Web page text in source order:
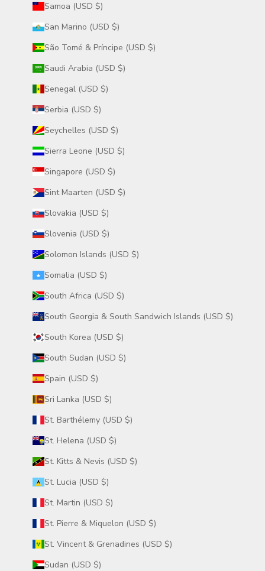
Samoa (USD $)
San Marino (USD $)
São Tomé & Príncipe (USD $)
Saudi Arabia (USD $)
Senegal (USD $)
Serbia (USD $)
Seychelles (USD $)
Sierra Leone (USD $)
Singapore (USD $)
Sint Maarten (USD $)
Slovakia (USD $)
Slovenia (USD $)
Solomon Islands (USD $)
Somalia (USD $)
South Africa (USD $)
South Georgia & South Sandwich Islands (USD $)
South Korea (USD $)
South Sudan (USD $)
Spain (USD $)
Sri Lanka (USD $)
St. Barthélemy (USD $)
St. Helena (USD $)
St. Kitts & Nevis (USD $)
St. Lucia (USD $)
St. Martin (USD $)
St. Pierre & Miquelon (USD $)
St. Vincent & Grenadines (USD $)
Sudan (USD $)